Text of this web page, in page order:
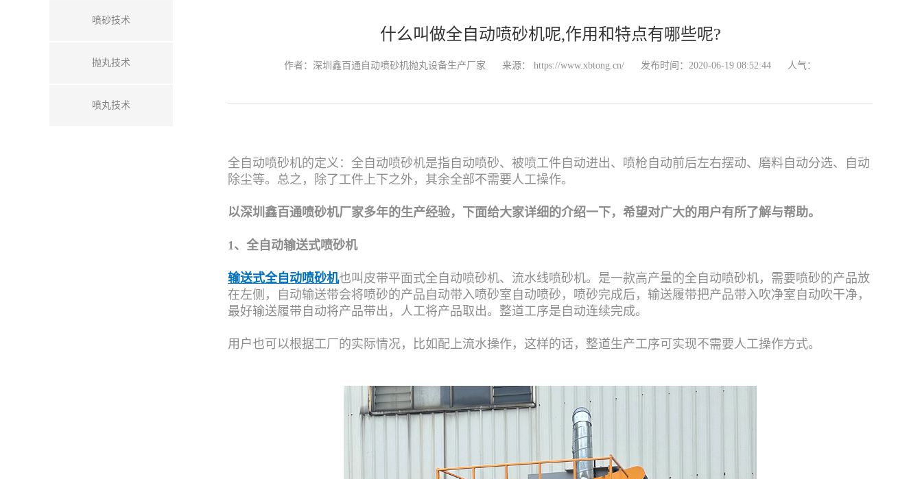
喷砂技术
抛丸技术
喷丸技术
什么叫做全自动喷砂机呢,作用和特点有哪些呢?
作者：深圳鑫百通自动喷砂机抛丸设备生产厂家 来源： https://www.xbtong.cn/ 发布时间：2020-06-19 08:52:44 人气：
全自动喷砂机的定义：全自动喷砂机是指自动喷砂、被喷工件自动进出、喷枪自动前后左右摆动、磨料自动分选、自动
除尘等。总之，除了工件上下之外，其余全部不需要人工操作。
以深圳鑫百通喷砂机厂家多年的生产经验，下面给大家详细的介绍一下，希望对广大的用户有所了解与帮助。
1、全自动输送式喷砂机
输送式全自动喷砂机也叫皮带平面式全自动喷砂机、流水线喷砂机。是一款高产量的全自动喷砂机，需要喷砂的产品放
在左侧，自动输送带会将喷砂的产品自动带入喷砂室自动喷砂，喷砂完成后，输送履带把产品带入吹净室自动吹干净，
最好输送履带自动将产品带出，人工将产品取出。整道工序是自动连续完成。
用户也可以根据工厂的实际情况，比如配上流水操作，这样的话，整道生产工序可实现不需要人工操作方式。